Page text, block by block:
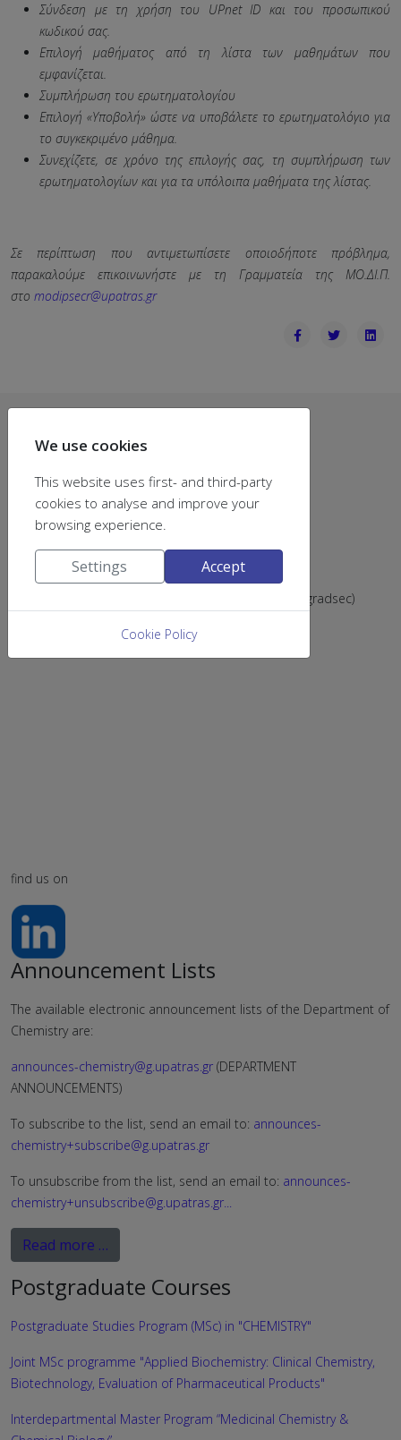
Σύνδεση με τη χρήση του UPnet ID και του προσωπικού
κωδικού σας.
Επιλογή μαθήματος από τη λίστα των μαθημάτων που
εμφανίζεται.
Συμπλήρωση του ερωτηματολογίου
Επιλογή «Υποβολή» ώστε να υποβάλετε το ερωτηματολόγιο για
το συγκεκριμένο μάθημα.
Συνεχίζετε, σε χρόνο της επιλογής σας, τη συμπλήρωση των
ερωτηματολογίων και για τα υπόλοιπα μαθήματα της λίστας.
Σε περίπτωση που αντιμετωπίσετε οποιοδήποτε πρόβλημα,
παρακαλούμε επικοινωνήστε με τη Γραμματεία της ΜΟ.ΔΙ.Π.
στο modipsecr@upatras.gr
University of Patras
University Campus
Rio Achaias
26504 Greece
Email:
chemsecr@upatras.gr
Tel: (+302610) 996202 & 996205 (postsec), 996203 (gradsec)
find us on
Announcement Lists
The available electronic announcement lists of the Department of
Chemistry are:
announces-chemistry@g.upatras.gr (DEPARTMENT
ANNOUNCEMENTS)
To subscribe to the list, send an email to: announces-
chemistry+subscribe@g.upatras.gr
To unsubscribe from the list, send an email to: announces-
chemistry+unsubscribe@g.upatras.gr...
Read more …
Postgraduate Courses
Postgraduate Studies Program (MSc) in "CHEMISTRY"
Joint MSc programme "Applied Biochemistry: Clinical Chemistry,
Biotechnology, Evaluation of Pharmaceutical Products"
Interdepartmental Master Program “Medicinal Chemistry &
We use cookies
This website uses first- and third-party
cookies to analyse and improve your
browsing experience.
Settings Accept
Cookie Policy